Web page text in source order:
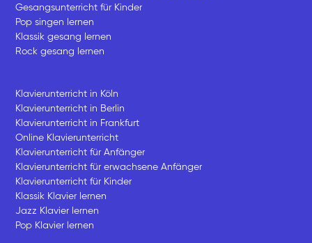
Gesangsunterricht für Kinder
Pop singen lernen
Klassik gesang lernen
Rock gesang lernen
Klavierunterricht in Köln
Klavierunterricht in Berlin
Klavierunterricht in Frankfurt
Online Klavierunterricht
Klavierunterricht für Anfänger
Klavierunterricht für erwachsene Anfänger
Klavierunterricht für Kinder
Klassik Klavier lernen
Jazz Klavier lernen
Pop Klavier lernen